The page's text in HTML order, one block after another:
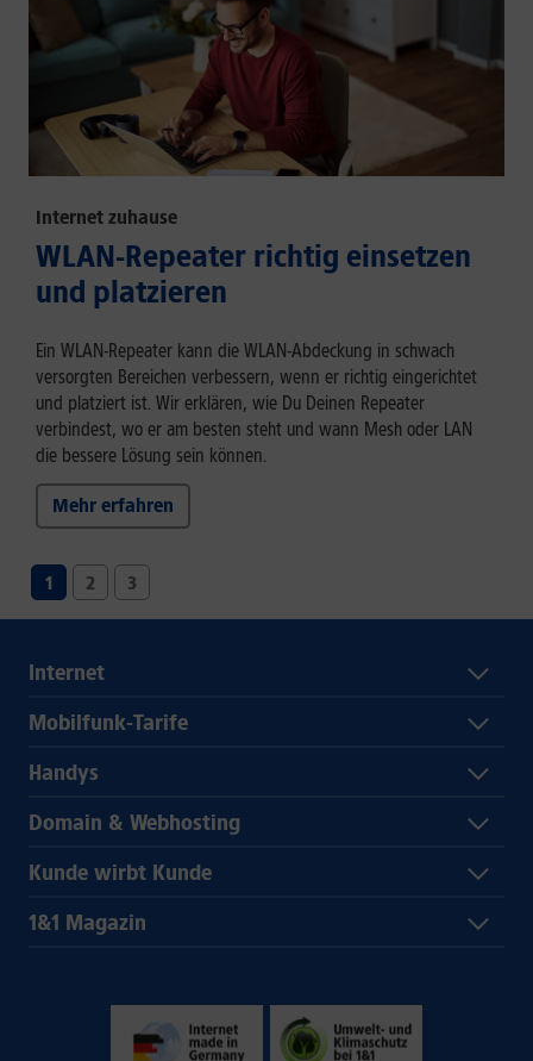
Internet zuhause
WLAN-Repeater richtig einsetzen
und platzieren
Ein WLAN-Repeater kann die WLAN-Abdeckung in schwach
versorgten Bereichen verbessern, wenn er richtig eingerichtet
und platziert ist. Wir erklären, wie Du Deinen Repeater
verbindest, wo er am besten steht und wann Mesh oder LAN
die bessere Lösung sein können.
Mehr erfahren
1 2 3
Internet
Mobilfunk-Tarife
Handys
Domain & Webhosting
Kunde wirbt Kunde
1&1 Magazin